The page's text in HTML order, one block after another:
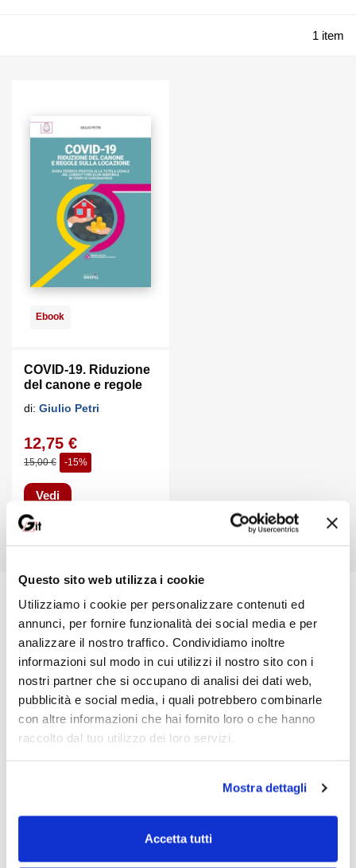
Questo sito web utilizza i cookie
Utilizziamo i cookie per personalizzare contenuti ed
annunci, per fornire funzionalità dei social media e per
analizzare il nostro traffico. Condividiamo inoltre
informazioni sul modo in cui utilizzi il nostro sito con i
nostri partner che si occupano di analisi dei dati web,
pubblicità e social media, i quali potrebbero combinarle
con altre informazioni che hai fornito loro o che hanno
raccolto dal tuo utilizzo dei loro servizi.
Mostra dettagli
Accetta tutti
1 item
Ebook
COVID-19. Riduzione
del canone e regole
di: Giulio Petri
12,75 €
15,00 € -15%
Vedi
Spedizione in 24/72 ore
Maggiori info
Ordina come vuoi
Sito, WhatsApp o telefono
Newsletter
Iscriviti per rimanere aggiornato
Oltre 6000 edizioni a catalogo